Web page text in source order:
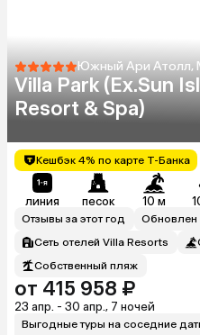
Южный Ари Атолл,
Villa Park (Ex.Sun
Resort & Spa)
Кешбэк 4% по карте Т-Банка
линия песок 10 м
Отзывы за этот год
Обновлен
Сеть отелей Villa Resorts
Собственный пляж
от 415 958 ₽
23 апр. - 30 апр., 7 ночей
Выгодные туры на соседние